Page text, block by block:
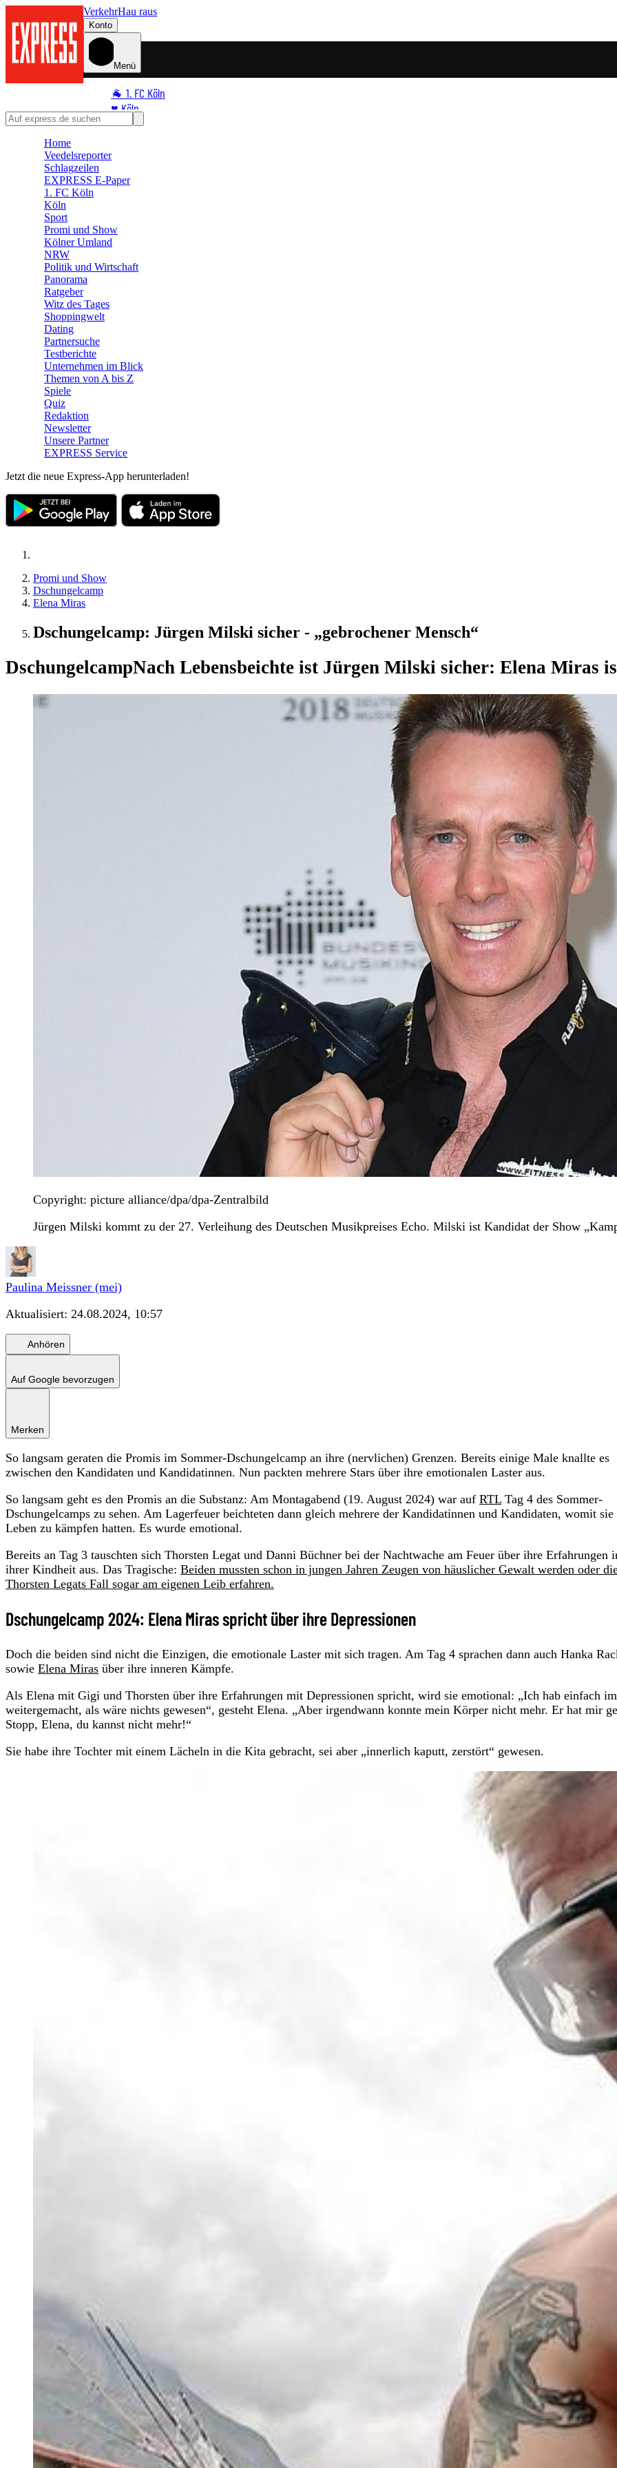
VerkehrHau raus
Konto
Menü
🐐 1. FC Köln
♥️ Köln
⭐ Promi
🛒 Shoppingwelt
🧩 Spiele
Home
Veedelsreporter
Schlagzeilen
EXPRESS E-Paper
1. FC Köln
Köln
Sport
Promi und Show
Kölner Umland
NRW
Politik und Wirtschaft
Panorama
Ratgeber
Witz des Tages
Shoppingwelt
Dating
Partnersuche
Testberichte
Unternehmen im Blick
Themen von A bis Z
Spiele
Quiz
Redaktion
Newsletter
Unsere Partner
EXPRESS Service
Jetzt die neue Express-App herunterladen!
Promi und Show
Dschungelcamp
Elena Miras
Dschungelcamp: Jürgen Milski sicher - „gebrochener Mensch“
DschungelcampNach Lebensbeichte ist Jürgen Milski sicher: Elena Miras
Copyright: picture alliance/dpa/dpa-Zentralbild
Jürgen Milski kommt zu der 27. Verleihung des Deutschen Musikpreises Echo. Milski ist Kandidat der Show
Paulina Meissner (mei)
Aktualisiert: 24.08.2024, 10:57
Anhören
Auf Google bevorzugen
Merken
So langsam geraten die Promis im Sommer-Dschungelcamp an ihre (nervlichen) Grenzen. Bereits einige Male knallte es
zwischen den Kandidaten und Kandidatinnen. Nun packten mehrere Stars über ihre emotionalen Laster aus.
So langsam geht es den Promis an die Substanz: Am Montagabend (19. August 2024) war auf RTL Tag 4 des Sommer-
Dschungelcamps zu sehen. Am Lagerfeuer beichteten dann gleich mehrere der Kandidatinnen und Kandidaten, womit
Leben zu kämpfen hatten. Es wurde emotional.
Bereits an Tag 3 tauschten sich Thorsten Legat und Danni Büchner bei der Nachtwache am Feuer über ihre Erfahrungen
ihrer Kindheit aus. Das Tragische: Beiden mussten schon in jungen Jahren Zeugen von häuslicher Gewalt werden oder
Thorsten Legats Fall sogar am eigenen Leib erfahren.
Dschungelcamp 2024: Elena Miras spricht über ihre Depressionen
Doch die beiden sind nicht die Einzigen, die emotionale Laster mit sich tragen. Am Tag 4 sprachen dann auch Hanka
sowie Elena Miras über ihre inneren Kämpfe.
Als Elena mit Gigi und Thorsten über ihre Erfahrungen mit Depressionen spricht, wird sie emotional: „Ich hab einfach
weitergemacht, als wäre nichts gewesen“, gesteht Elena. „Aber irgendwann konnte mein Körper nicht mehr. Er hat mir
Stopp, Elena, du kannst nicht mehr!“
Sie habe ihre Tochter mit einem Lächeln in die Kita gebracht, sei aber „innerlich kaputt, zerstört“ gewesen.